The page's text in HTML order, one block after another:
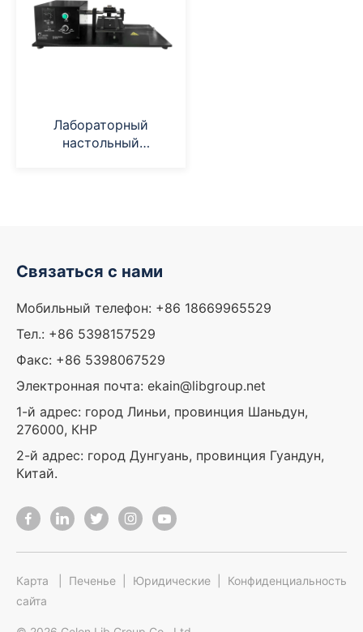
Лабораторный
настольный
Связаться с нами
Мобильный телефон: +86 18669965529
Тел.: +86 5398157529
Факс: +86 5398067529
Электронная почта: ekain@libgroup.net
1-й адрес: город Линьи, провинция Шаньдун,
276000, КНР
2-й адрес: город Дунгуань, провинция Гуандун,
Китай.
Карта
сайта
Печенье Юридические Конфиденциальность